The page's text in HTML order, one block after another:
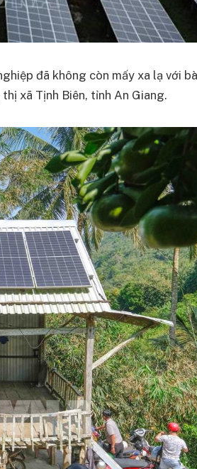
đã không còn mấy xa lạ với bà
xã Tịnh Biên, tỉnh An Giang.